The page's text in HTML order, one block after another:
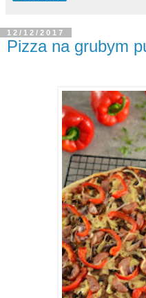
12/12/2017
Pizza na grubym